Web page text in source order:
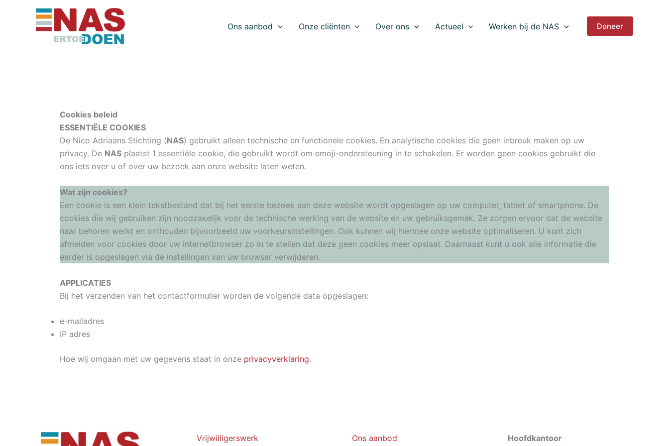
Ons aanbod Onze cliënten Over ons Actueel Werken bij de NAS Doneer
Cookies beleid
ESSENTIËLE COOKIES
De Nico Adriaans Stichting (NAS) gebruikt alleen technische en functionele cookies. En analytische cookies die geen inbreuk maken op uw
privacy. De NAS plaatst 1 essentiële cookie, die gebruikt wordt om emoji-ondersteuning in te schakelen. Er worden geen cookies gebruikt die
ons iets over u of over uw bezoek aan onze website laten weten.
Wat zijn cookies?
Een cookie is een klein tekstbestand dat bij het eerste bezoek aan deze website wordt opgeslagen op uw computer, tablet of smartphone. De
cookies die wij gebruiken zijn noodzakelijk voor de technische werking van de website en uw gebruiksgemak. Ze zorgen ervoor dat de website
naar behoren werkt en onthouden bijvoorbeeld uw voorkeursinstellingen. Ook kunnen wij hiermee onze website optimaliseren. U kunt zich
afmelden voor cookies door uw internetbrowser zo in te stellen dat deze geen cookies meer opslaat. Daarnaast kunt u ook alle informatie die
eerder is opgeslagen via de instellingen van uw browser verwijderen.
APPLICATIES
Bij het verzenden van het contactformulier worden de volgende data opgeslagen:
e-mailadres
IP adres
Hoe wij omgaan met uw gegevens staat in onze privacyverklaring.
Vrijwilligerswerk Ons aanbod Hoofdkantoor